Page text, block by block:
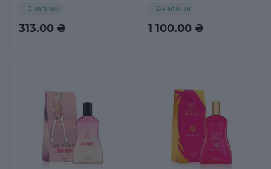
313.00 ₴
В наличии
1 100.00 ₴
В наличии